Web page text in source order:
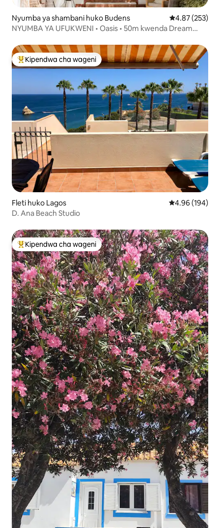
Nyumba ya shambani huko Budens Ukadiriaji wa
4.87 (253)
NYUMBA YA UFUKWENI • Oasis • 50m kwenda Dream
Kipendwa maarufu cha wageni
Kipendwa cha wageni
Fleti huko Lagos Ukadiriaji wa
4.96 (194)
D. Ana Beach Studio
Kipendwa maarufu cha wageni
Kipendwa cha wageni